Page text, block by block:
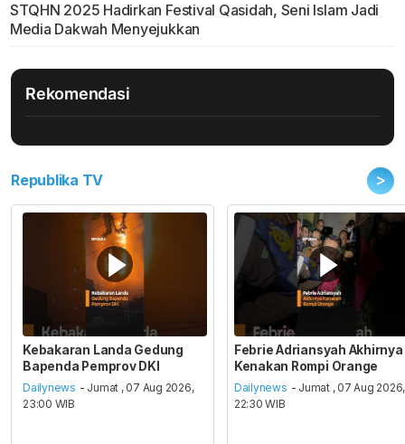
STQHN 2025 Hadirkan Festival Qasidah, Seni Islam Jadi
Media Dakwah Menyejukkan
Rekomendasi
Republika TV >
Kebakaran Landa Gedung
Bapenda Pemprov DKI
Dailynews - Jumat , 07 Aug 2026,
23:00 WIB
Febrie Adriansyah Akhirnya
Kenakan Rompi Orange
Dailynews - Jumat , 07 Aug 2026,
22:30 WIB